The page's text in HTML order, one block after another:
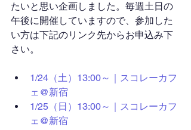
たいと思い企画しました。毎週土日の
午後に開催していますので、参加した
い方は下記のリンク先からお申込み下
さい。
1/24（土）13:00～｜スコレーカフ
ェ@新宿
1/25（日）13:00～｜スコレーカフ
ェ@新宿